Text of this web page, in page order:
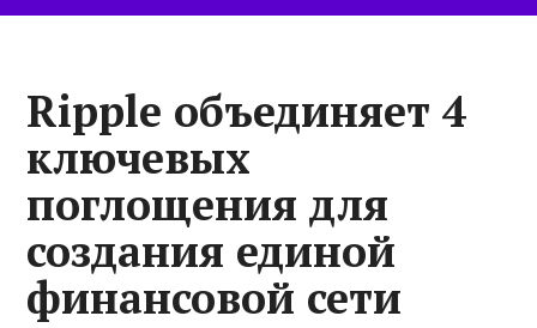
Ripple объединяет 4
ключевых
поглощения для
создания единой
финансовой сети